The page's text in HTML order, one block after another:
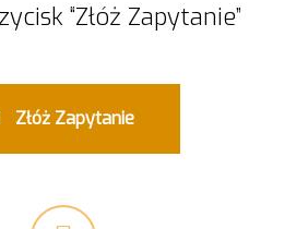
“Złóż Zapytanie”
Złóż Zapytanie